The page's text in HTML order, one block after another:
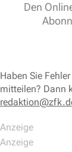
Den
Haben Sie
mitteilen? Dann